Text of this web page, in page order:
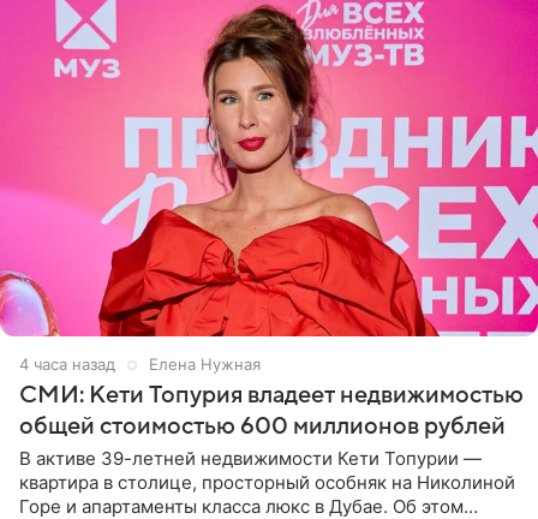
4 часа назад Елена Нужная
СМИ: Кети Топурия владеет недвижимостью
общей стоимостью 600 миллионов рублей
В активе 39-летней недвижимости Кети Топурии —
квартира в столице, просторный особняк на Николиной
Горе и апартаменты класса люкс в Дубае. Об этом